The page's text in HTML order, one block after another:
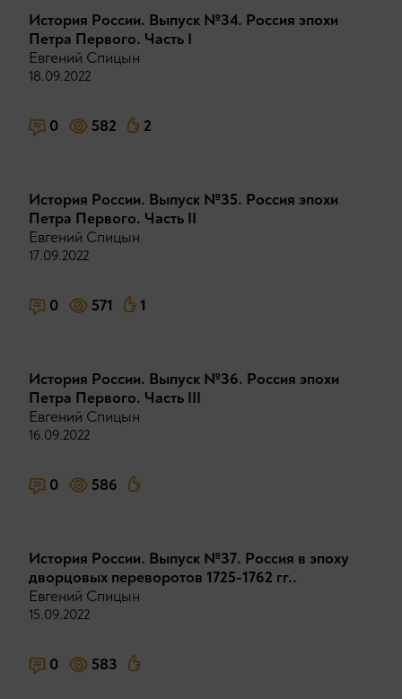
История России. Выпуск №34. Россия эпохи
Петра Первого. Часть I
Евгений Спицын
18.09.2022
0 582 2
История России. Выпуск №35. Россия эпохи
Петра Первого. Часть II
Евгений Спицын
17.09.2022
0 571 1
История России. Выпуск №36. Россия эпохи
Петра Первого. Часть III
Евгений Спицын
16.09.2022
0 586
История России. Выпуск №37. Россия в эпоху
дворцовых переворотов 1725-1762 гг..
Евгений Спицын
15.09.2022
0 583